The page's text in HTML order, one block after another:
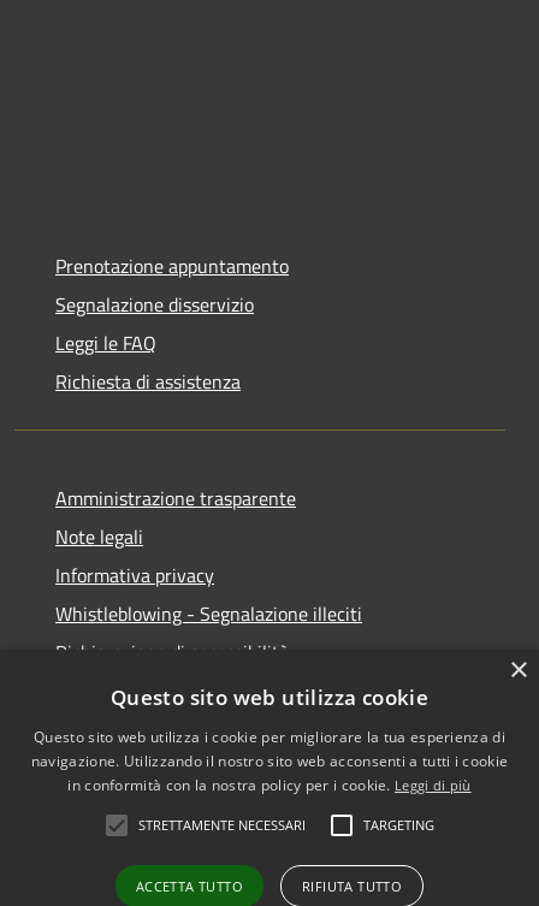
Prenotazione appuntamento
Segnalazione disservizio
Leggi le FAQ
Richiesta di assistenza
Amministrazione trasparente
Note legali
Informativa privacy
Whistleblowing - Segnalazione illeciti
Dichiarazione di accessibilità
Obiettivi di acessibilità
Accessibilità
Copyright © 2026 • Comune di
Voghera • Powered by
Municipium•
redazione
×
Questo sito web utilizza cookie
Questo sito web utilizza i cookie per migliorare la tua esperienza di
navigazione. Utilizzando il nostro sito web acconsenti a tutti i cookie
in conformità con la nostra policy per i cookie. Leggi di più
STRETTAMENTE NECESSARI TARGETING
ACCETTA TUTTO RIFIUTA TUTTO